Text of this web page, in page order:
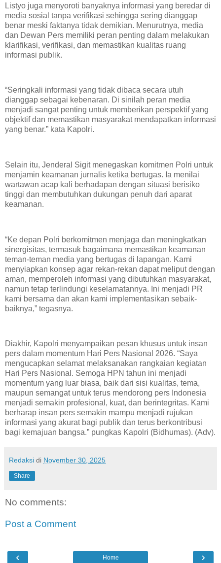
Listyo juga menyoroti banyaknya informasi yang beredar di
media sosial tanpa verifikasi sehingga sering dianggap
benar meski faktanya tidak demikian. Menurutnya, media
dan Dewan Pers memiliki peran penting dalam melakukan
klarifikasi, verifikasi, dan memastikan kualitas ruang
informasi publik.
“Seringkali informasi yang tidak dibaca secara utuh
dianggap sebagai kebenaran. Di sinilah peran media
menjadi sangat penting untuk memberikan perspektif yang
objektif dan memastikan masyarakat mendapatkan informasi
yang benar.” kata Kapolri.
Selain itu, Jenderal Sigit menegaskan komitmen Polri untuk
menjamin keamanan jurnalis ketika bertugas. Ia menilai
wartawan acap kali berhadapan dengan situasi berisiko
tinggi dan membutuhkan dukungan penuh dari aparat
keamanan.
“Ke depan Polri berkomitmen menjaga dan meningkatkan
sinergisitas, termasuk bagaimana memastikan keamanan
teman-teman media yang bertugas di lapangan. Kami
menyiapkan konsep agar rekan-rekan dapat meliput dengan
aman, memperoleh informasi yang dibutuhkan masyarakat,
namun tetap terlindungi keselamatannya. Ini menjadi PR
kami bersama dan akan kami implementasikan sebaik-
baiknya,” tegasnya.
Diakhir, Kapolri menyampaikan pesan khusus untuk insan
pers dalam momentum Hari Pers Nasional 2026. “Saya
mengucapkan selamat melaksanakan rangkaian kegiatan
Hari Pers Nasional. Semoga HPN tahun ini menjadi
momentum yang luar biasa, baik dari sisi kualitas, tema,
maupun semangat untuk terus mendorong pers Indonesia
menjadi semakin profesional, kuat, dan berintegritas. Kami
berharap insan pers semakin mampu menjadi rujukan
informasi yang akurat bagi publik dan terus berkontribusi
bagi kemajuan bangsa.” pungkas Kapolri (Bidhumas). (Adv).
Redaksi di November 30, 2025
Share
No comments:
Post a Comment
‹ ›
Home